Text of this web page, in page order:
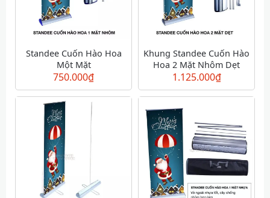
Standee Cuốn Hào Hoa
Một Mặt
750.000₫
Khung Standee Cuốn Hào
Hoa 2 Mặt Nhôm Dẹt
1.125.000₫